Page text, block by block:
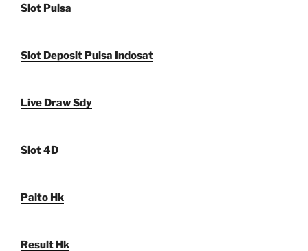
Slot Pulsa
Slot Deposit Pulsa Indosat
Live Draw Sdy
Slot 4D
Paito Hk
Result Hk